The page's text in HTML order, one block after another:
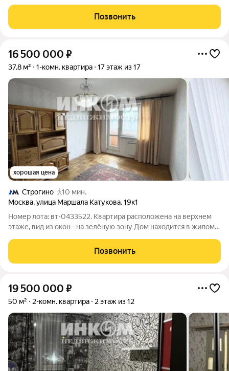
комнат установлен кондиционер. Санузел раздельный, что
удобно для семьи. Кухня
Позвонить
16 500 000 ₽
37,8 м² 1-комн. квартира 17 этаж из 17
хорошая цена
Строгино
10 мин.
Москва,улица Маршала Катукова,19к1
Номер лота: вт-0433522. Квартира расположена на верхнем
этаже, вид из окон - на зелёную зону Дом находится в жилом
сады, поликлиники, магазины, метро "Строгино" - 10-15 минут
пешком. Удобная
Позвонить
19 500 000 ₽
50 м² 2-комн. квартира 2 этаж из 12